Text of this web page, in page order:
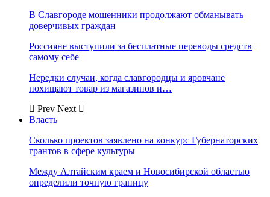
В Славгороде мошенники продолжают обманывать
доверчивых граждан
Россияне выступили за бесплатные переводы средств
самому себе
Нередки случаи, когда славгородцы и яровчане
похищают товар из магазинов и…
Prev Next
Власть
Сколько проектов заявлено на конкурс Губернаторских
грантов в сфере культуры
Между Алтайским краем и Новосибирской областью
определили точную границу